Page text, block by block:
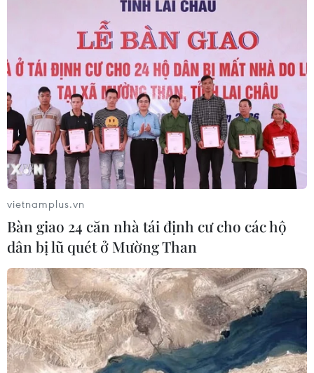
vietnamplus.vn
Bàn giao 24 căn nhà tái định cư cho các hộ
dân bị lũ quét ở Mường Than